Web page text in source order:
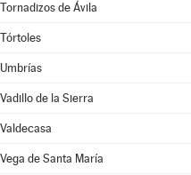
Tornadizos de Ávila
Tórtoles
Umbrías
Vadillo de la Sierra
Valdecasa
Vega de Santa María